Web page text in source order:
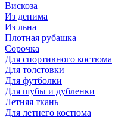
Вискоза
Из денима
Из льна
Плотная рубашка
Сорочка
Для спортивного костюма
Для толстовки
Для футболки
Для шубы и дубленки
Летняя ткань
Для летнего костюма